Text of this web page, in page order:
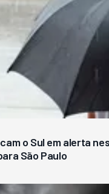
o Sul em alerta
São Paulo